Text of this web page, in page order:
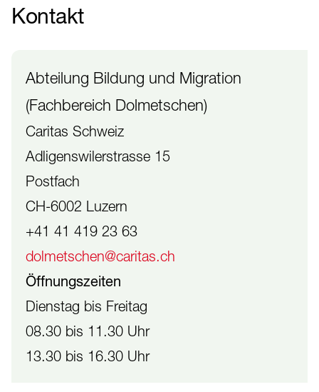
Kontakt
Abteilung Bildung und Migration
(Fachbereich Dolmetschen)
Caritas Schweiz
Adligenswilerstrasse 15
Postfach
CH-6002 Luzern
+41 41 419 23 63
dolmetschen@caritas.ch
Öffnungszeiten
Dienstag bis Freitag
08.30 bis 11.30 Uhr
13.30 bis 16.30 Uhr